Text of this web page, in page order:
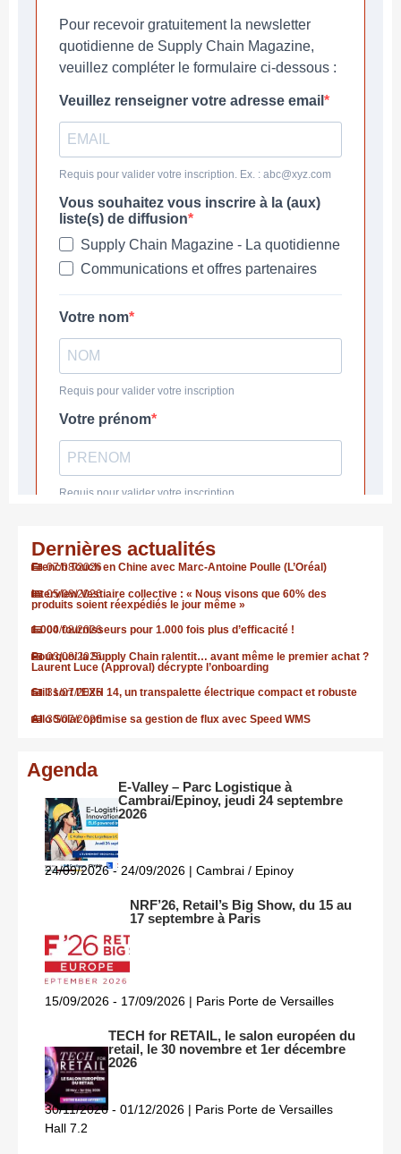
Dernières actualités
07/08/2026
French Touch en Chine avec Marc-Antoine Poulle (L’Oréal)
05/08/2026
Interview Vestiaire collective : « Nous visons que 60% des
produits soient réexpédiés le jour même »
04/08/2026
1.000 fournisseurs pour 1.000 fois plus d’efficacité !
03/08/2026
Pourquoi la Supply Chain ralentit… avant même le premier achat ?
Laurent Luce (Approval) décrypte l’onboarding
31/07/2026
Still sort l’EXH 14, un transpalette électrique compact et robuste
30/07/2026
Allo Solar optimise sa gestion de flux avec Speed WMS
Agenda
E-Valley – Parc Logistique à
Cambrai/Epinoy, jeudi 24 septembre
2026
24/09/2026 - 24/09/2026 | Cambrai / Epinoy
NRF’26, Retail’s Big Show, du 15 au
17 septembre à Paris
15/09/2026 - 17/09/2026 | Paris Porte de Versailles
TECH for RETAIL, le salon européen du
retail, le 30 novembre et 1er décembre
2026
30/11/2026 - 01/12/2026 | Paris Porte de Versailles
Hall 7.2